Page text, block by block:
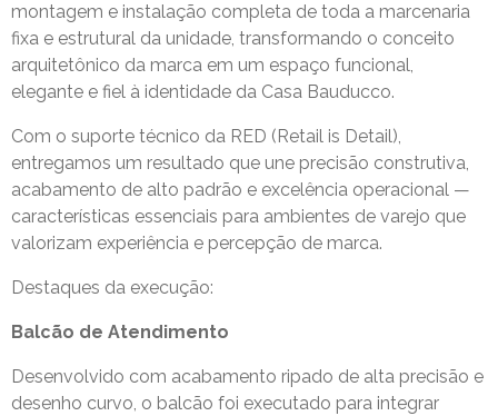
montagem e instalação completa de toda a marcenaria
fixa e estrutural da unidade, transformando o conceito
arquitetônico da marca em um espaço funcional,
elegante e fiel à identidade da Casa Bauducco.
Com o suporte técnico da RED (Retail is Detail),
entregamos um resultado que une precisão construtiva,
acabamento de alto padrão e excelência operacional —
características essenciais para ambientes de varejo que
valorizam experiência e percepção de marca.
Destaques da execução:
Balcão de Atendimento
Desenvolvido com acabamento ripado de alta precisão e
desenho curvo, o balcão foi executado para integrar